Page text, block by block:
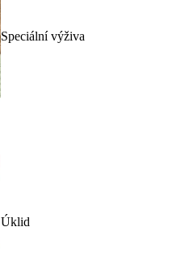
Speciální výživa
Úklid